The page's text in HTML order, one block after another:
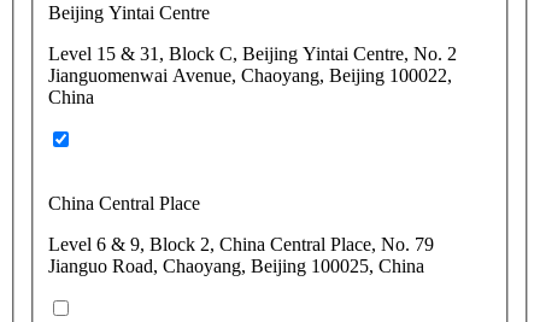
Beijing Yintai Centre
Level 15 & 31, Block C, Beijing Yintai Centre, No. 2
Jianguomenwai Avenue, Chaoyang, Beijing 100022,
China
China Central Place
Level 6 & 9, Block 2, China Central Place, No. 79
Jianguo Road, Chaoyang, Beijing 100025, China